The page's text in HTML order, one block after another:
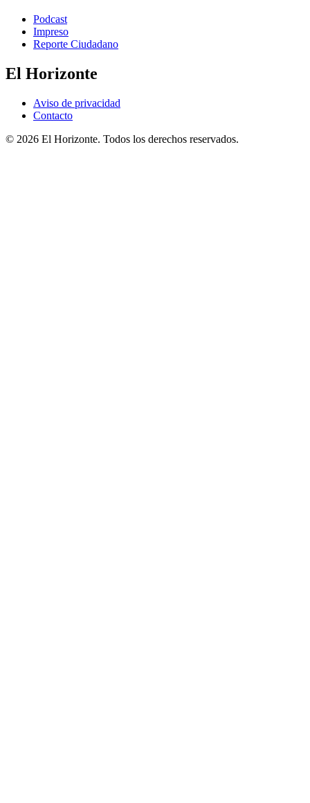
Podcast
Impreso
Reporte Ciudadano
El Horizonte
Aviso de privacidad
Contacto
© 2026 El Horizonte. Todos los derechos reservados.